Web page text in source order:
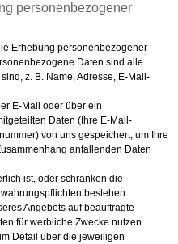
personenbezogener
Erhebung personenbezogener
Daten sind alle
z. B. Name, Adresse, E-Mail-
E-Mail oder über ein
Daten (Ihre E-Mail-
von uns gespeichert, um Ihre
anfallenden Daten
ist, oder schränken die
bestehen.
Angebots auf beauftragte
für werbliche Zwecke nutzen
Detail über die jeweiligen